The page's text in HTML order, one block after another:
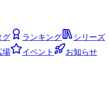
グ ランキング
シリーズ
場 イベント
お知らせ